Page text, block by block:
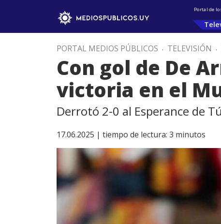
Portal de
PORTAL MEDIOS PÚBLICOS . TELEVISIÓN .
Con gol de De
victoria en el
Derrotó 2-0 al Esperance de
17.06.2025 | tiempo de lectura: 3 minutos